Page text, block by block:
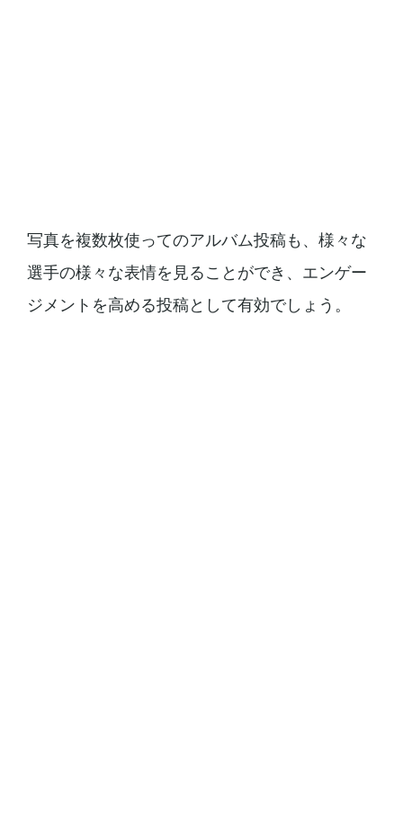
写真を複数枚使ってのアルバム投稿も、様々な
選手の様々な表情を見ることができ、エンゲー
ジメントを高める投稿として有効でしょう。